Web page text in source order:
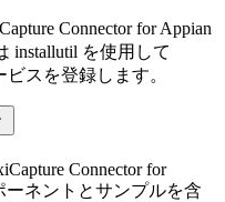
Connector for Appian
installutil を使用して
ビスを登録します。
Connector for
ーネントとサンプルを含